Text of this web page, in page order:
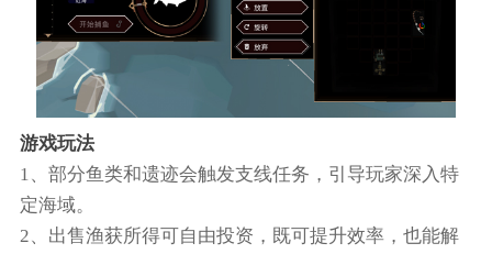
游戏玩法
1、部分鱼类和遗迹会触发支线任务，引导玩家深入特
定海域。
2、出售渔获所得可自由投资，既可提升效率，也能解